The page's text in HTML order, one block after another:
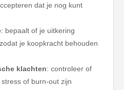
dat je nog kunt
: bepaalt of je uitkering
je koopkracht behouden
klachten: controleer of
of burn-out zijn